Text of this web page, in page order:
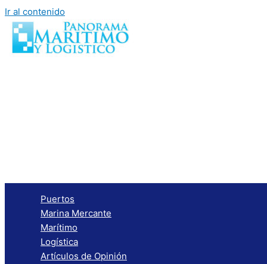
Ir al contenido
Puertos
Marina Mercante
Marítimo
Logística
Artículos de Opinión